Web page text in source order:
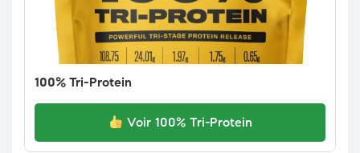
100% Tri-Protein
Voir 100% Tri-Protein